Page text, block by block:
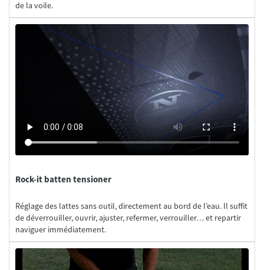
Rock-it batten tensioner
Réglage des lattes sans outil, directement au bord de l’eau. Il suffit
de déverrouiller, ouvrir, ajuster, refermer, verrouiller… et repartir